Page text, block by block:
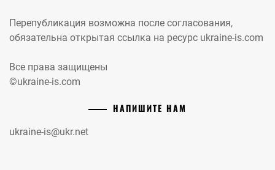
Перепубликация возможна после согласования,
обязательна открытая ссылка на ресурс ukraine-is.com
Все права защищены
©ukraine-is.com
НАПИШИТЕ НАМ
ukraine-is@ukr.net